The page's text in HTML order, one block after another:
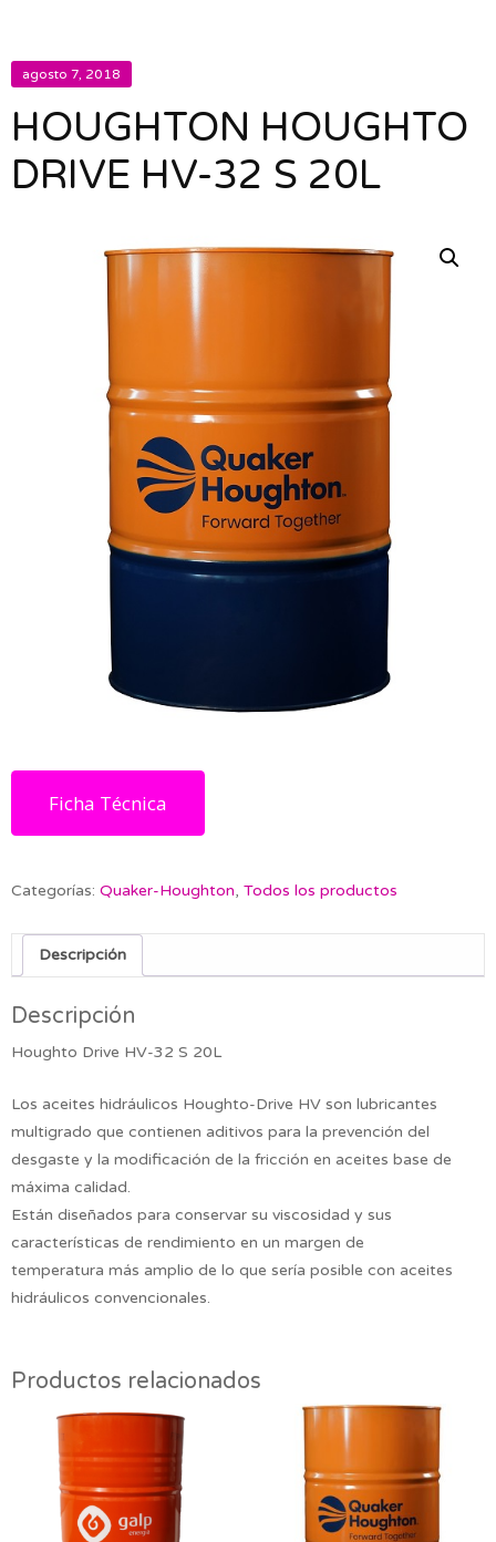
agosto 7, 2018
HOUGHTON HOUGHTO
DRIVE HV-32 S 20L
Ficha Técnica
Categorías: Quaker-Houghton, Todos los productos
Descripción
Descripción
Houghto Drive HV-32 S 20L
Los aceites hidráulicos Houghto-Drive HV son lubricantes
multigrado que contienen aditivos para la prevención del
desgaste y la modificación de la fricción en aceites base de
máxima calidad.
Están diseñados para conservar su viscosidad y sus
características de rendimiento en un margen de
temperatura más amplio de lo que sería posible con aceites
hidráulicos convencionales.
Productos relacionados